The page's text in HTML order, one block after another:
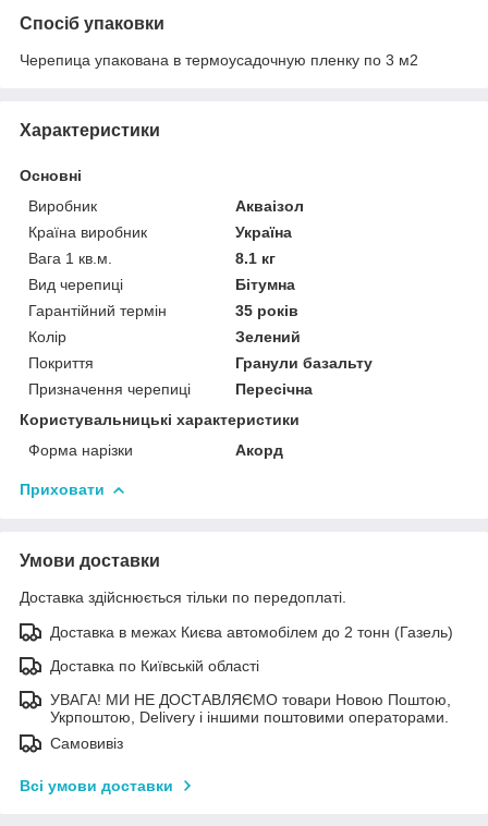
Спосіб упаковки
Черепица упакована в термоусадочную пленку по 3 м2
Характеристики
Основні
Виробник
Акваізол
Країна виробник
Україна
Вага 1 кв.м.
8.1 кг
Вид черепиці
Бітумна
Гарантійний термін
35 років
Колір
Зелений
Покриття
Гранули базальту
Призначення черепиці
Пересічна
Користувальницькі характеристики
Форма нарізки
Акорд
Приховати
Умови доставки
Доставка здійснюється тільки по передоплаті.
Доставка в межах Києва автомобілем до 2 тонн (Газель)
Доставка по Київській області
УВАГА! МИ НЕ ДОСТАВЛЯЄМО товари Новою Поштою,
Укрпоштою, Delivery і іншими поштовими операторами.
Самовивіз
Всі умови доставки